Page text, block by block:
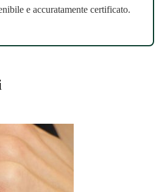
e accuratamente certificato.